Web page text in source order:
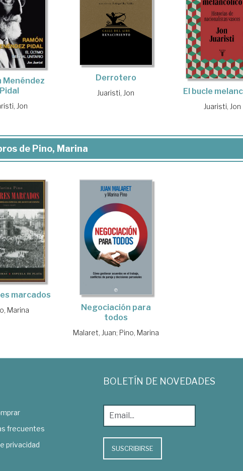
Menéndez
Pidal
Jon
Derrotero
Juaristi, Jon El bucle
Juaristi, Jon
de Pino, Marina
marcados
Marina
Negociación para
todos
Malaret, Juan; Pino, Marina
frecuentes
privacidad
BOLETÍN DE NOVEDADES
SUSCRIBIRSE